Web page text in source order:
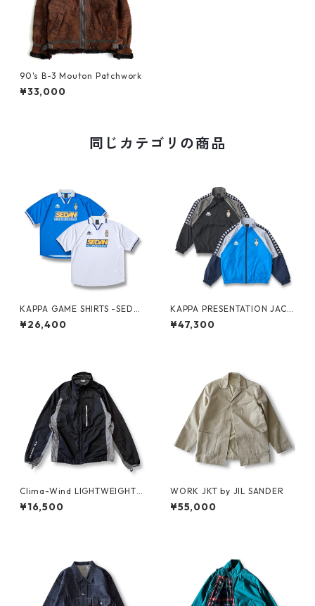
90's B-3 Mouton Patchwork
¥33,000
同じカテゴリの商品
KAPPA GAME SHIRTS -SEDA
N ALL-PURPOSE-
¥26,400
KAPPA PRESENTATION JACK
ET -SEDAN ALL-PURPOSE-
¥47,300
Clima-Wind LIGHTWEIGHT J
KT by SALOMON
¥16,500
WORK JKT by JIL SANDER
¥55,000